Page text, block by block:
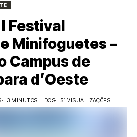
Festival
Minifoguetes –
Campus de
d’Oeste
3 MINUTOS LIDOS 51 VISUALIZAÇÕES